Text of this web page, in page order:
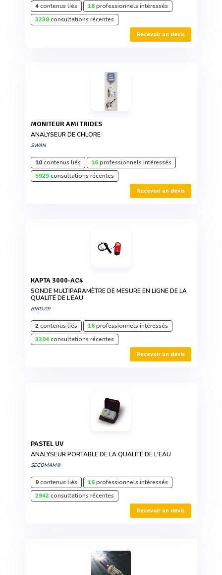
4contenus liés 18professionnels intéressés
3238consultations récentes
Recevoir un devis
MONITEUR AMI TRIDES
ANALYSEUR DE CHLORE
SWAN
10contenus liés 16professionnels intéressés
5929consultations récentes
Recevoir un devis
KAPTA 3000-AC4
SONDE MULTIPARAMÈTRE DE MESURE EN LIGNE DE LA
QUALITÉ DE L’EAU
BIRDZ®
2contenus liés 16professionnels intéressés
3204consultations récentes
Recevoir un devis
PASTEL UV
ANALYSEUR PORTABLE DE LA QUALITÉ DE L'EAU
SECOMAM®
9contenus liés 16professionnels intéressés
2942consultations récentes
Recevoir un devis